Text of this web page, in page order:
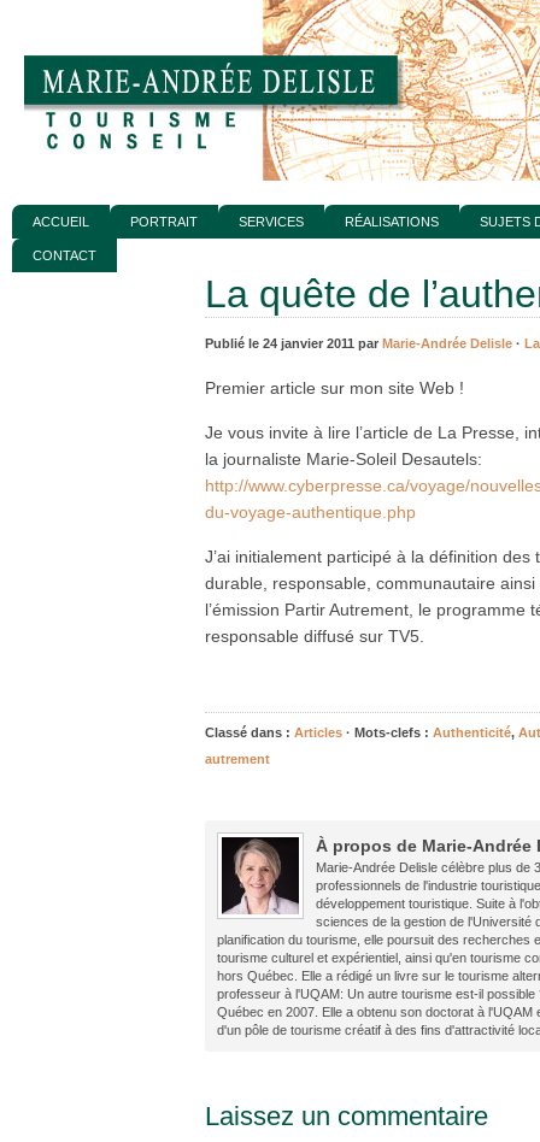
ACCUEIL PORTRAIT SERVICES RÉALISATIONS SUJETS
CONTACT
La quête de
Publié le 24 janvier 2011 par Marie-Andrée Delisle ·
Premier article sur mon site Web !
Je vous invite à lire l’article de La Presse,
la journaliste Marie-Soleil Desautels:
http://www.cyberpresse.ca/voyage/
du-voyage-authentique.php
J’ai initialement participé à la définition
durable, responsable, communautaire ainsi
l’émission Partir Autrement, le programme
responsable diffusé sur TV5.
Classé dans : Articles · Mots-clefs : Authenticité,
autrement
À propos de Marie-Andrée
Marie-Andrée Delisle célèbre plus de
professionnels de l'industrie
développement touristique. Suite à
sciences de la gestion de l'Université
planification du tourisme, elle poursuit des recherches
tourisme culturel et expérientiel, ainsi qu'en tourisme
hors Québec. Elle a rédigé un livre sur le tourisme
professeur à l'UQAM: Un autre tourisme est-il
Québec en 2007. Elle a obtenu son doctorat à
d'un pôle de tourisme créatif à des fins d'attractivité
Laissez un commentaire